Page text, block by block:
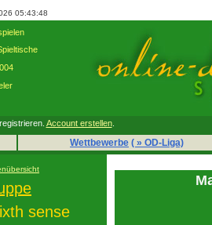
05:43:48
Account erstellen.
Wettbewerbe ( » OD-Liga)
sense